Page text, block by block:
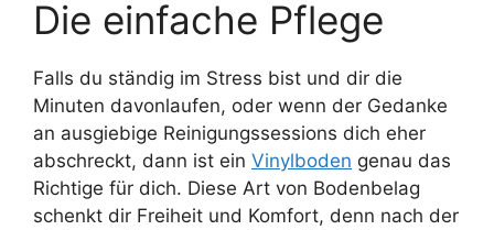
Die einfache Pflege
Falls du ständig im Stress bist und dir die
Minuten davonlaufen, oder wenn der Gedanke
an ausgiebige Reinigungssessions dich eher
abschreckt, dann ist ein Vinylboden genau das
Richtige für dich. Diese Art von Bodenbelag
schenkt dir Freiheit und Komfort, denn nach der